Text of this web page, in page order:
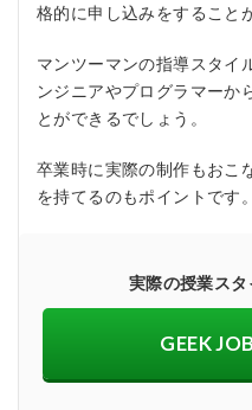
格的に申し込みをすること
マンツーマンの指導スタイ
ンジニアやプログラマーか
とができるでしょう。
卒業時に実際の制作もおこ
を持てるのもポイントです。
実際の授業スタ
GEEK